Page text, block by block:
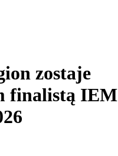
zostaje
finalistą IEM